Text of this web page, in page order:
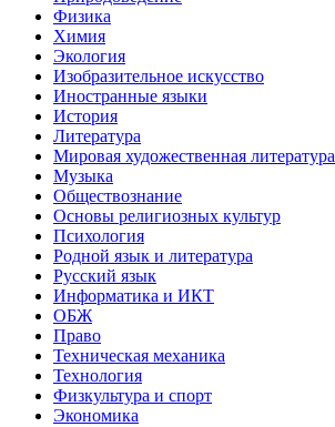
Физика
Химия
Экология
Изобразительное искусство
Иностранные языки
История
Литература
Мировая художественная литература
Музыка
Обществознание
Основы религиозных культур
Психология
Родной язык и литература
Русский язык
Информатика и ИКТ
ОБЖ
Право
Техническая механика
Технология
Физкультура и спорт
Экономика